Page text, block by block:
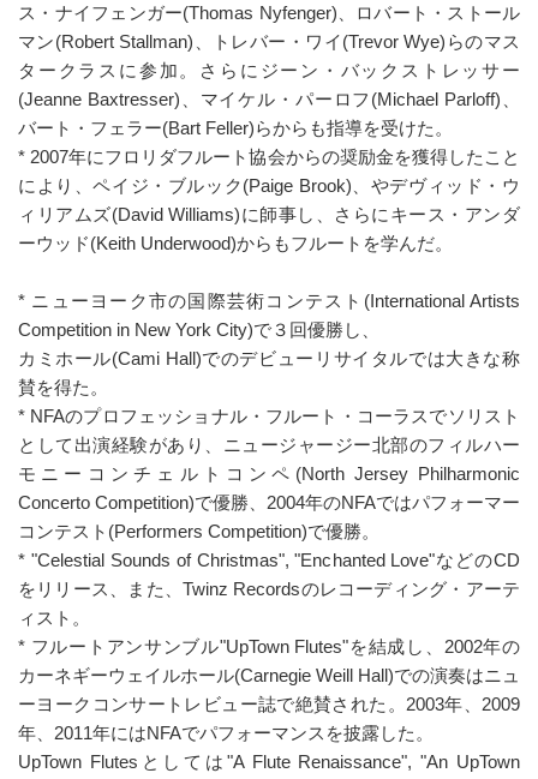
ス・ナイフェンガー(Thomas Nyfenger)、ロバート・ストール
マン(Robert Stallman)、トレバー・ワイ(Trevor Wye)らのマス
タークラスに参加。さらにジーン・バックストレッサー
(Jeanne Baxtresser)、マイケル・パーロフ(Michael Parloff)、
バート・フェラー(Bart Feller)らからも指導を受けた。
* 2007年にフロリダフルート協会からの奨励金を獲得したこと
により、ペイジ・ブルック(Paige Brook)、やデヴィッド・ウ
ィリアムズ(David Williams)に師事し、さらにキース・アンダ
ーウッド(Keith Underwood)からもフルートを学んだ。
* ニューヨーク市の国際芸術コンテスト(International Artists
Competition in New York City)で３回優勝し、
カミホール(Cami Hall)でのデビューリサイタルでは大きな称
賛を得た。
* NFAのプロフェッショナル・フルート・コーラスでソリスト
として出演経験があり、ニュージャージー北部のフィルハー
モニーコンチェルトコンペ(North Jersey Philharmonic
Concerto Competition)で優勝、2004年のNFAではパフォーマー
コンテスト(Performers Competition)で優勝。
* "Celestial Sounds of Christmas", "Enchanted Love"などのCD
をリリース、また、Twinz Recordsのレコーディング・アーテ
ィスト。
* フルートアンサンブル"UpTown Flutes"を結成し、2002年の
カーネギーウェイルホール(Carnegie Weill Hall)での演奏はニュ
ーヨークコンサートレビュー誌で絶賛された。2003年、2009
年、2011年にはNFAでパフォーマンスを披露した。
UpTown Flutesとしては"A Flute Renaissance", "An UpTown